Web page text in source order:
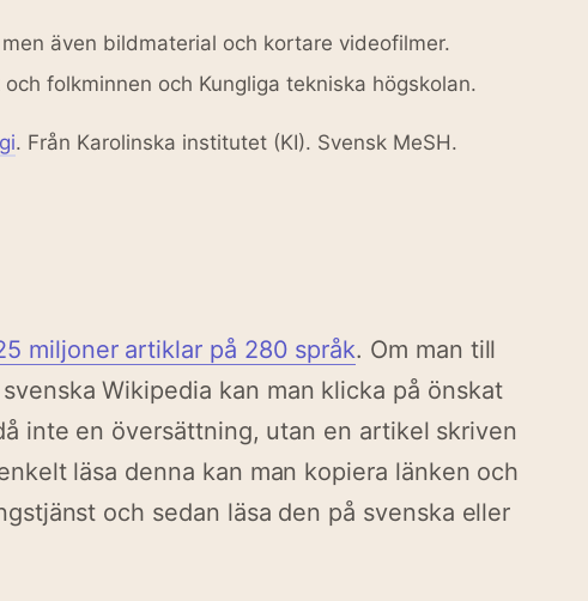
även bildmaterial och kortare videofilmer.
folkminnen och Kungliga tekniska högskolan.
. Från Karolinska institutet (KI). Svensk MeSH.
miljoner artiklar på 280 språk. Om man till
Wikipedia kan man klicka på önskat
inte en översättning, utan en artikel skriven
läsa denna kan man kopiera länken och
och sedan läsa den på svenska eller